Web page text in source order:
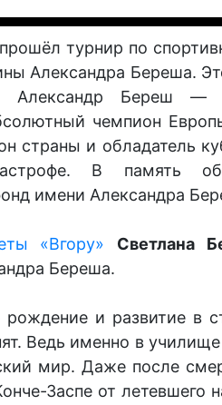
турнир по
Александра Береша.
Александр Береш —
чемпион
страны и обладатель
В память
имени Александра
«Вгору» Светлана
Береша.
и развитие в
Ведь именно в
мир. Даже после
Заспе от летевшего